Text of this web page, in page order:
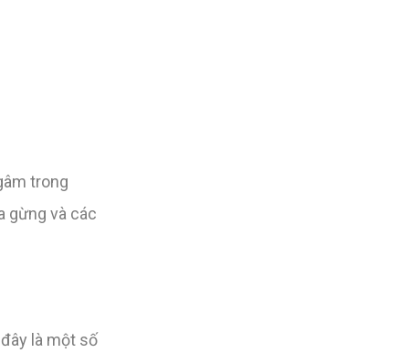
trong
gừng và các
là một số